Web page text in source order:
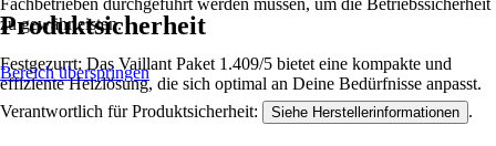
Fachbetrieben durchgeführt werden müssen, um die Betriebssicherheit
zu gewährleisten.
Festgezurrt: Das Vaillant Paket 1.409/5 bietet eine kompakte und
effiziente Heizlösung, die sich optimal an Deine Bedürfnisse anpasst.
Produktsicherheit
Bereich überspringen
Verantwortlich für Produktsicherheit: Siehe Herstellerinformationen .